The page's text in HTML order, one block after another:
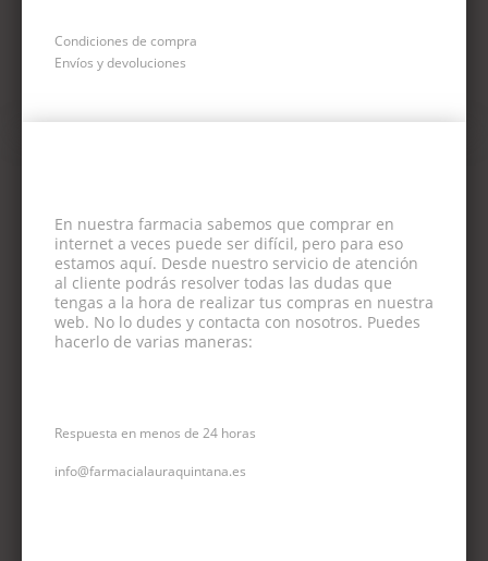
Condiciones de compra
Envíos y devoluciones
En nuestra farmacia sabemos que comprar en
internet a veces puede ser difícil, pero para eso
estamos aquí. Desde nuestro servicio de atención
al cliente podrás resolver todas las dudas que
tengas a la hora de realizar tus compras en nuestra
web. No lo dudes y contacta con nosotros. Puedes
hacerlo de varias maneras:
Respuesta en menos de 24 horas
info@farmacialauraquintana.es